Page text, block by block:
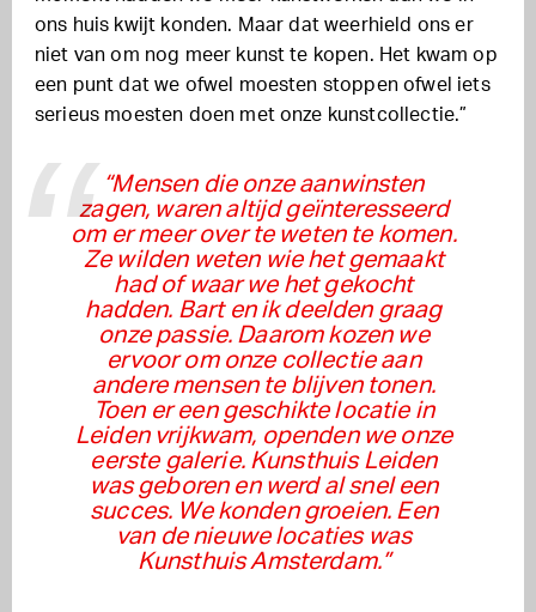
ons huis kwijt konden. Maar dat weerhield ons er
niet van om nog meer kunst te kopen. Het kwam op
een punt dat we ofwel moesten stoppen ofwel iets
serieus moesten doen met onze kunstcollectie.”
“Mensen die onze aanwinsten
zagen, waren altijd geïnteresseerd
om er meer over te weten te komen.
Ze wilden weten wie het gemaakt
had of waar we het gekocht
hadden. Bart en ik deelden graag
onze passie. Daarom kozen we
ervoor om onze collectie aan
andere mensen te blijven tonen.
Toen er een geschikte locatie in
Leiden vrijkwam, openden we onze
eerste galerie. Kunsthuis Leiden
was geboren en werd al snel een
succes. We konden groeien. Een
van de nieuwe locaties was
Kunsthuis Amsterdam.”